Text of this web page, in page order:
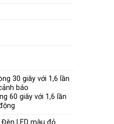
30 giây với 1,6 lần
báo
60 giây với 1,6 lần